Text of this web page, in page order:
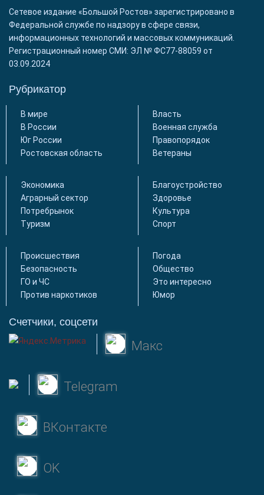
Сетевое издание «Большой Ростов» зарегистрировано в
Федеральной службе по надзору в сфере связи,
информационных технологий и массовых коммуникаций.
Регистрационный номер СМИ: ЭЛ № ФС77-88059 от
03.09.2024
Рубрикатор
В мире
В России
Юг России
Ростовская область
Власть
Военная служба
Правопорядок
Ветераны
Экономика
Аграрный сектор
Потребрынок
Туризм
Благоустройство
Здоровье
Культура
Спорт
Происшествия
Безопасность
ГО и ЧС
Против наркотиков
Погода
Общество
Это интересно
Юмор
Счетчики, соцсети
Макс
Telegram
ВКонтакте
OK